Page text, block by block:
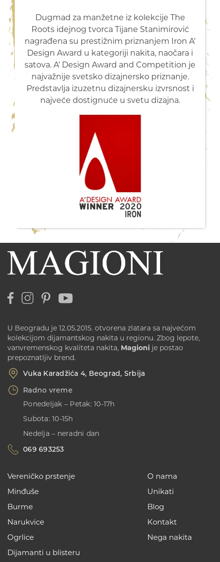
Dugmad za manžetne iz kolekcije The
Roots idejnog tvorca Tijane Stanimirović
nagrađena su prestižnim priznanjem Iron A’
Design Award u kategoriji nakita, naočara i
satova. A’ Design Award and Competition je
najvažnije svetsko dizajnersko priznanje.
Predstavlja izuzetnu dizajnersku izvrsnost i
najveće dostignuće u svetu dizajna.
U Beogradu je 12.05.2015. otvorena zlatara sa najvećom
kolekcijom dijamantskog nakita u regionu. Zbog lepote,
vanvremenskog kvaliteta nakita, Magioni je postao
prepoznatljiv brend.
Vuka Karadžića 4, Beograd, Srbija
Radno vreme
Ponedeljak – Petak: 10-17h
Subota: 10-15h
Nedelja – neradni dan
069 693253
Vereničko prstenje
Minđuše
Burme
Narukvice
Ogrlice
Dijamanti u blisteru
O nama
Unikati
Blog
Kontakt
Nega nakita